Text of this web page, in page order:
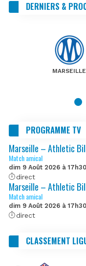
DERNIERS &
MARSEILLE
PROGRAMME TV
Marseille – Athletic
Match amical
dim 9 Août 2026 à 17h30
direct
Marseille – Athletic
Match amical
dim 9 Août 2026 à 17h30
direct
CLASSEMENT